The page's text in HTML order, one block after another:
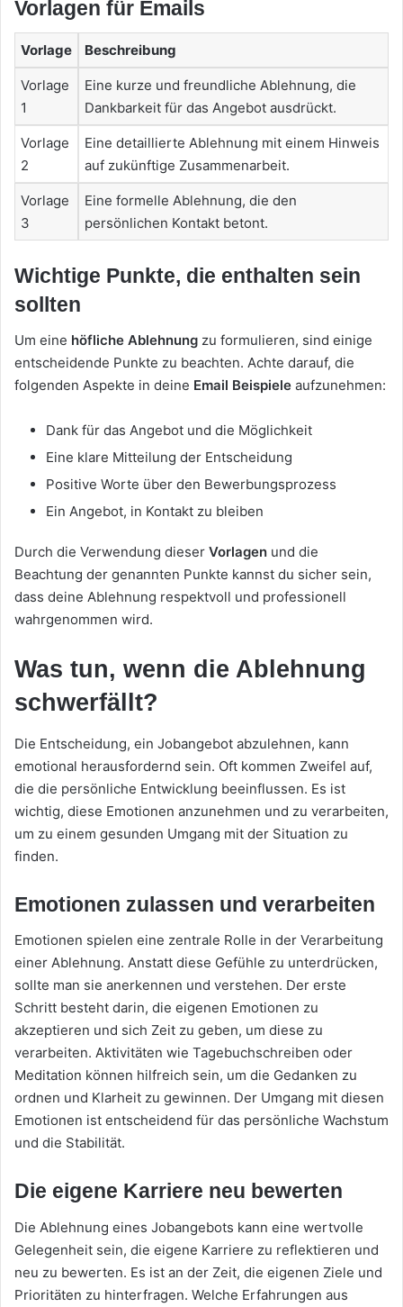
Vorlagen für Emails
Vorlage Beschreibung
Vorlage
1
Eine kurze und freundliche Ablehnung, die
Dankbarkeit für das Angebot ausdrückt.
Vorlage
2
Eine detaillierte Ablehnung mit einem Hinweis
auf zukünftige Zusammenarbeit.
Vorlage
3
Eine formelle Ablehnung, die den
persönlichen Kontakt betont.
Wichtige Punkte, die enthalten sein
sollten
Um eine höfliche Ablehnung zu formulieren, sind einige
entscheidende Punkte zu beachten. Achte darauf, die
folgenden Aspekte in deine Email Beispiele aufzunehmen:
Dank für das Angebot und die Möglichkeit
Eine klare Mitteilung der Entscheidung
Positive Worte über den Bewerbungsprozess
Ein Angebot, in Kontakt zu bleiben
Durch die Verwendung dieser Vorlagen und die
Beachtung der genannten Punkte kannst du sicher sein,
dass deine Ablehnung respektvoll und professionell
wahrgenommen wird.
Was tun, wenn die Ablehnung
schwerfällt?
Die Entscheidung, ein Jobangebot abzulehnen, kann
emotional herausfordernd sein. Oft kommen Zweifel auf,
die die persönliche Entwicklung beeinflussen. Es ist
wichtig, diese Emotionen anzunehmen und zu verarbeiten,
um zu einem gesunden Umgang mit der Situation zu
finden.
Emotionen zulassen und verarbeiten
Emotionen spielen eine zentrale Rolle in der Verarbeitung
einer Ablehnung. Anstatt diese Gefühle zu unterdrücken,
sollte man sie anerkennen und verstehen. Der erste
Schritt besteht darin, die eigenen Emotionen zu
akzeptieren und sich Zeit zu geben, um diese zu
verarbeiten. Aktivitäten wie Tagebuchschreiben oder
Meditation können hilfreich sein, um die Gedanken zu
ordnen und Klarheit zu gewinnen. Der Umgang mit diesen
Emotionen ist entscheidend für das persönliche Wachstum
und die Stabilität.
Die eigene Karriere neu bewerten
Die Ablehnung eines Jobangebots kann eine wertvolle
Gelegenheit sein, die eigene Karriere zu reflektieren und
neu zu bewerten. Es ist an der Zeit, die eigenen Ziele und
Prioritäten zu hinterfragen. Welche Erfahrungen aus